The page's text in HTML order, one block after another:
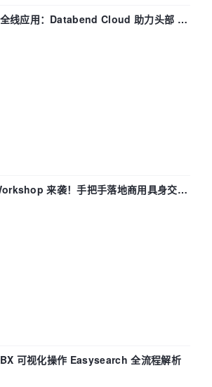
线应用：Databend Cloud 助力头部 AI
数据管道
来袭！手把手落地商用具身交互
可视化操作 Easysearch 全流程解析